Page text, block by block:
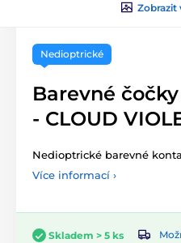
Zobrazit
Nedioptrické
Barevné
- CLOUD
Nedioptrické barevné
Více informací ›
Skladem > 5 ks